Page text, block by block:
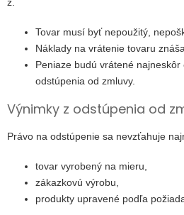
Tovar musí byť nepoužitý,
Náklady na vrátenie tovaru
Peniaze budú vrátené
odstúpenia od zmluvy.
Výnimky z odstúpenia od
Právo na odstúpenie sa nevzťahuje
tovar vyrobený na mieru,
zákazkovú výrobu,
produkty upravené podľa